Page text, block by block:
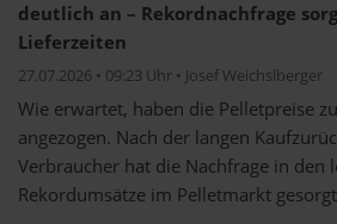
deutlich an – Rekordnachfrage
Lieferzeiten
27.07.2026 • 09:23 Uhr • Josef Weichslberger
Wie erwartet, haben die Pelletpreise
angezogen. Nach der langen
Verbraucher hat die Nachfrage in den
Rekordumsätze im Pelletmarkt